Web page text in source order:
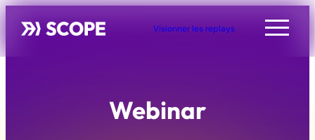
Visionner les replays
Webinar